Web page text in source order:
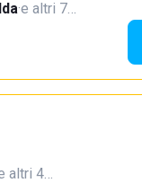
·e altri 7…
altri 4…